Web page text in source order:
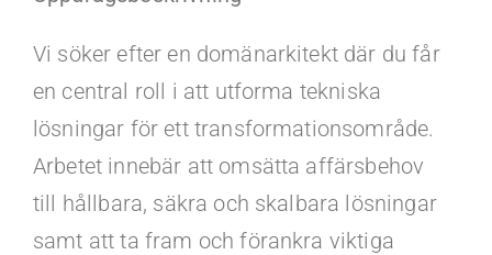
Faq
Vi söker efter en domänarkitekt där du får
en central roll i att utforma tekniska
lösningar för ett transformationsområde.
Arbetet innebär att omsätta affärsbehov
till hållbara, säkra och skalbara lösningar
samt att ta fram och förankra viktiga